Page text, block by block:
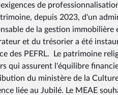
de
depuis 2023, d'un
de la gestion
et du trésorier a été
des PEFRL. Le patrimoine
qui assurent l'équilibre
du ministère de la
liée au Jubilé. Le MEAE